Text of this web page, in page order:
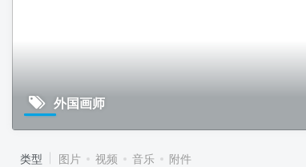
外国画师
类型 图片 视频 音乐
附件